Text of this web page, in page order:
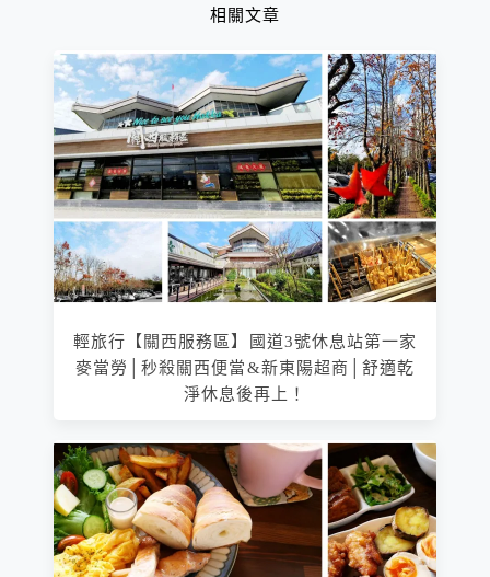
相關文章
輕旅行【關西服務區】國道3號休息站第一家
麥當勞│秒殺關西便當&新東陽超商│舒適乾
淨休息後再上！